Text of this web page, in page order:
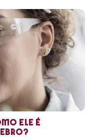
ele é